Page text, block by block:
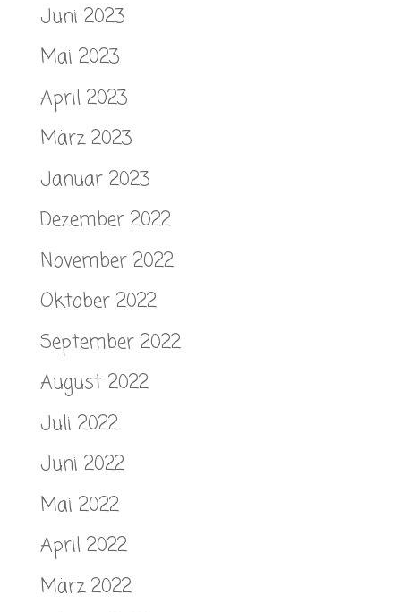
Juni 2023
Mai 2023
April 2023
März 2023
Januar 2023
Dezember 2022
November 2022
Oktober 2022
September 2022
August 2022
Juli 2022
Juni 2022
Mai 2022
April 2022
März 2022